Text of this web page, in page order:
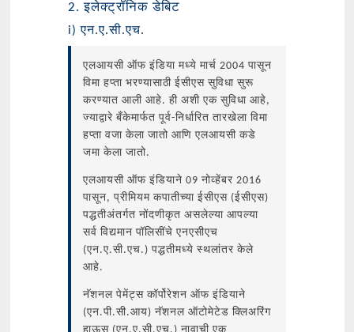
2. इलेक्ट्रॉनिक डेबिट
i) एन.ए.सी.एच.
एलआयसी ऑफ इंडिया मध्ये मार्च 2004 पासून
विमा हप्ता भरण्यासाठी ईसीएस सुविधा सुरू
करण्यात आली आहे. ही अशी एक सुविधा आहे,
ज्याद्वारे बँकेमार्फत पूर्व-निर्धारित तारखेला विमा
हप्ता वजा केला जातो आणि एलआयसी कडे
जमा केला जातो.
एलआयसी ऑफ इंडियाने 09 नोव्हेंबर 2016
पासून, प्रीमियम कपातीच्या ईसीएस (ईसीएस)
पद्धतीअंतर्गत नोंदणीकृत असलेल्या आपल्या
सर्व विद्यमान पॉलिसींचे एनएसीएच
(एन.ए.सी.एच.) पद्धतीमध्ये स्थलांतर केले
आहे.
नॅशनल पेमेंट्स कॉर्पोरेशन ऑफ इंडियाने
(एन.पी.सी.आय) नॅशनल ऑटोमेटेड क्लिअरिंग